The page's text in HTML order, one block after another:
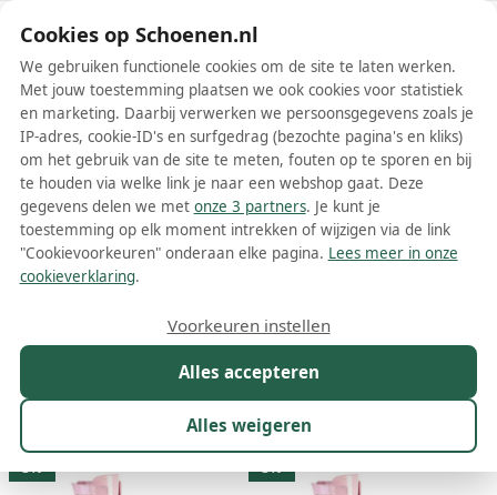
Schoenen.nl
Wis filters Alle filters
Roze pleaser dames laarzen
Meer lezen
Kleur 1
236 resultaten:
3% 3%
Cookies op Schoenen.nl
We gebruiken functionele cookies om de site te laten werken.
Met jouw toestemming plaatsen we ook cookies voor statistiek
en marketing. Daarbij verwerken we persoonsgegevens zoals je
IP-adres, cookie-ID's en surfgedrag (bezochte pagina's en kliks)
om het gebruik van de site te meten, fouten op te sporen en bij
te houden via welke link je naar een webshop gaat. Deze
gegevens delen we met onze 3 partners. Je kunt je
toestemming op elk moment intrekken of wijzigen via de link
"Cookievoorkeuren" onderaan elke pagina. Lees meer in onze
cookieverklaring.
Alles accepteren
Alles weigeren
Voorkeuren instellen